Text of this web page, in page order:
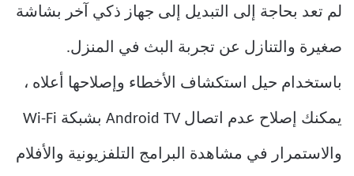
لم تعد بحاجة إلى التبديل إلى جهاز ذكي آخر بشاشة
صغيرة والتنازل عن تجربة البث في المنزل.
باستخدام حيل استكشاف الأخطاء وإصلاحها أعلاه ،
يمكنك إصلاح عدم اتصال Android TV بشبكة Wi-Fi
والاستمرار في مشاهدة البرامج التلفزيونية والأفلام